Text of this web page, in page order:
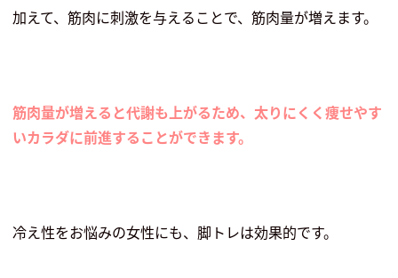
加えて、筋肉に刺激を与えることで、筋肉量が増えます。
筋肉量が増えると代謝も上がるため、太りにくく痩せやす
いカラダに前進することができます。
冷え性をお悩みの女性にも、脚トレは効果的です。